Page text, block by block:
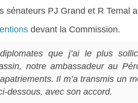
sénateurs PJ Grand et R Temal
devant la Commission.
que j’ai le plus
notre ambassadeur au
Il m’a transmis un
dessous, avec son accord.